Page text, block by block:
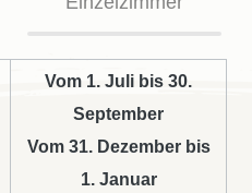
Vom 1. Juli bis 30.
September
Vom 31. Dezember bis
1. Januar